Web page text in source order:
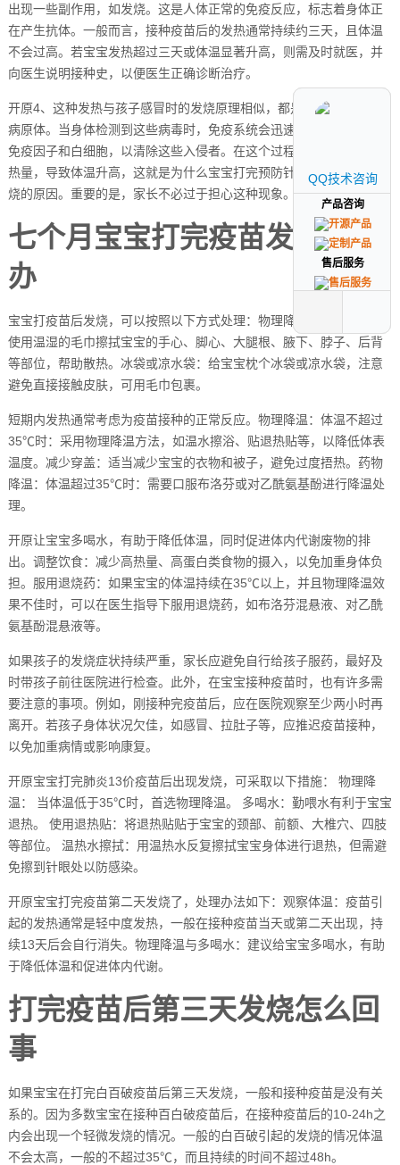
出现一些副作用，如发烧。这是人体正常的免疫反应，标志着身体正
在产生抗体。一般而言，接种疫苗后的发热通常持续约三天，且体温
不会过高。若宝宝发热超过三天或体温显著升高，则需及时就医，并
向医生说明接种史，以便医生正确诊断治疗。
开原4、这种发热与孩子感冒时的发烧原理相似，都是免疫系统在对抗
病原体。当身体检测到这些病毒时，免疫系统会迅速行动，释放各种
免疫因子和白细胞，以清除这些入侵者。在这个过程中，身体会产生
热量，导致体温升高，这就是为什么宝宝打完预防针后可能会出现低
烧的原因。重要的是，家长不必过于担心这种现象。
七个月宝宝打完疫苗发烧怎么
办
宝宝打疫苗后发烧，可以按照以下方式处理：物理降温：擦拭降温：
使用温湿的毛巾擦拭宝宝的手心、脚心、大腿根、腋下、脖子、后背
等部位，帮助散热。冰袋或凉水袋：给宝宝枕个冰袋或凉水袋，注意
避免直接接触皮肤，可用毛巾包裹。
短期内发热通常考虑为疫苗接种的正常反应。物理降温：体温不超过
35℃时：采用物理降温方法，如温水擦浴、贴退热贴等，以降低体表
温度。减少穿盖：适当减少宝宝的衣物和被子，避免过度捂热。药物
降温：体温超过35℃时：需要口服布洛芬或对乙酰氨基酚进行降温处
理。
开原让宝宝多喝水，有助于降低体温，同时促进体内代谢废物的排
出。调整饮食：减少高热量、高蛋白类食物的摄入，以免加重身体负
担。服用退烧药：如果宝宝的体温持续在35℃以上，并且物理降温效
果不佳时，可以在医生指导下服用退烧药，如布洛芬混悬液、对乙酰
氨基酚混悬液等。
如果孩子的发烧症状持续严重，家长应避免自行给孩子服药，最好及
时带孩子前往医院进行检查。此外，在宝宝接种疫苗时，也有许多需
要注意的事项。例如，刚接种完疫苗后，应在医院观察至少两小时再
离开。若孩子身体状况欠佳，如感冒、拉肚子等，应推迟疫苗接种，
以免加重病情或影响康复。
开原宝宝打完肺炎13价疫苗后出现发烧，可采取以下措施： 物理降
温： 当体温低于35℃时，首选物理降温。 多喝水：勤喂水有利于宝宝
退热。 使用退热贴：将退热贴贴于宝宝的颈部、前额、大椎穴、四肢
等部位。 温热水擦拭：用温热水反复擦拭宝宝身体进行退热，但需避
免擦到针眼处以防感染。
开原宝宝打完疫苗第二天发烧了，处理办法如下：观察体温：疫苗引
起的发热通常是轻中度发热，一般在接种疫苗当天或第二天出现，持
续13天后会自行消失。物理降温与多喝水：建议给宝宝多喝水，有助
于降低体温和促进体内代谢。
打完疫苗后第三天发烧怎么回
事
如果宝宝在打完白百破疫苗后第三天发烧，一般和接种疫苗是没有关
系的。因为多数宝宝在接种百白破疫苗后，在接种疫苗后的10-24h之
内会出现一个轻微发烧的情况。一般的白百破引起的发烧的情况体温
不会太高，一般的不超过35℃，而且持续的时间不超过48h。
QQ技术咨询
产品咨询
售后服务
QQ技术咨询
产品咨询
售后服务